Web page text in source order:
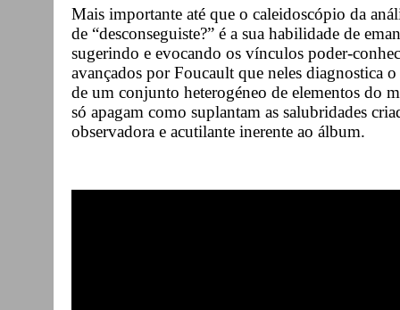
Mais importante até que o caleidoscópio da
de “desconseguiste?” é a sua habilidade de
sugerindo e evocando os vínculos poder-
avançados por Foucault que neles diagnostica
de um conjunto heterogéneo de elementos do
só apagam como suplantam as salubridades
observadora e acutilante inerente ao álbum.